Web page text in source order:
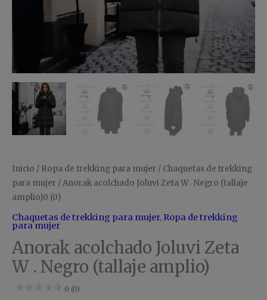
Inicio / Ropa de trekking para mujer / Chaquetas de trekking
para mujer / Anorak acolchado Joluvi Zeta W . Negro (tallaje
amplio)0 (0)
Chaquetas de trekking para mujer, Ropa de trekking
para mujer
Anorak acolchado Joluvi Zeta
W . Negro (tallaje amplio)
0 (0)